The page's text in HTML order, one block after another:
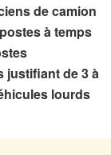
de camion
à temps
justifiant de 3 à
lourds